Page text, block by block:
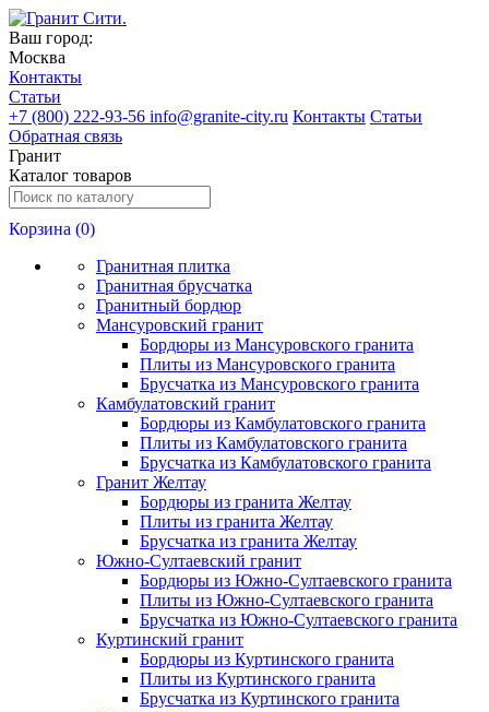
Ваш город:
Москва
Контакты
Статьи
+7 (800) 222-93-56 info@granite-city.ru Контакты Статьи
Обратная связь
Гранит
Каталог товаров
Корзина (0)
Гранитная плитка
Гранитная брусчатка
Гранитный бордюр
Мансуровский гранит
Бордюры из Мансуровского гранита
Плиты из Мансуровского гранита
Брусчатка из Мансуровского гранита
Камбулатовский гранит
Бордюры из Камбулатовского гранита
Плиты из Камбулатовского гранита
Брусчатка из Камбулатовского гранита
Гранит Желтау
Бордюры из гранита Желтау
Плиты из гранита Желтау
Брусчатка из гранита Желтау
Южно-Султаевский гранит
Бордюры из Южно-Султаевского гранита
Плиты из Южно-Султаевского гранита
Брусчатка из Южно-Султаевского гранита
Куртинский гранит
Бордюры из Куртинского гранита
Плиты из Куртинского гранита
Брусчатка из Куртинского гранита